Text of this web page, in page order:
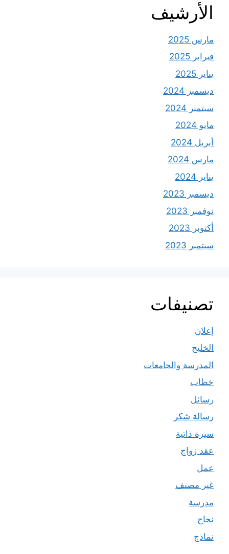
الأرشيف
مارس 2025
فبراير 2025
يناير 2025
ديسمبر 2024
سبتمبر 2024
مايو 2024
أبريل 2024
مارس 2024
يناير 2024
ديسمبر 2023
نوفمبر 2023
أكتوبر 2023
سبتمبر 2023
تصنيفات
إعلان
الخليج
المدرسة والجامعات
خطاب
رسائل
رسالة شكر
سيرة ذاتية
عقد زواج
عمل
غير مصنف
مدرسة
نجاح
نماذج